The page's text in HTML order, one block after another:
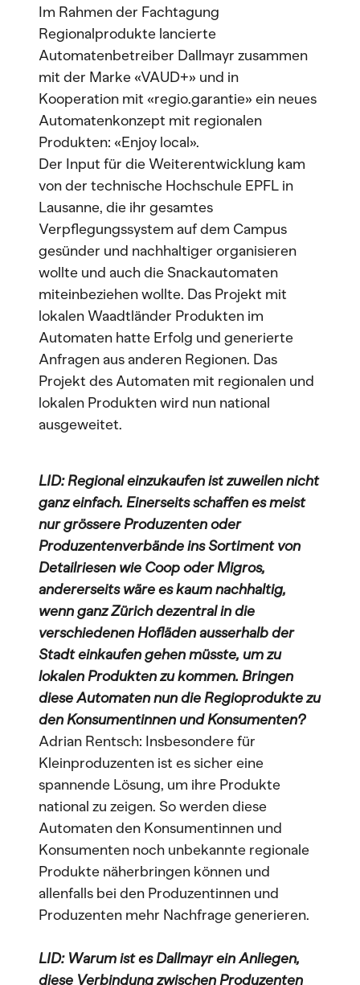
Im Rahmen der Fachtagung
Regionalprodukte lancierte
Automatenbetreiber Dallmayr zusammen
mit der Marke «VAUD+» und in
Kooperation mit «regio.garantie» ein neues
Automatenkonzept mit regionalen
Produkten: «Enjoy local».
Der Input für die Weiterentwicklung kam
von der technische Hochschule EPFL in
Lausanne, die ihr gesamtes
Verpflegungssystem auf dem Campus
gesünder und nachhaltiger organisieren
wollte und auch die Snackautomaten
miteinbeziehen wollte. Das Projekt mit
lokalen Waadtländer Produkten im
Automaten hatte Erfolg und generierte
Anfragen aus anderen Regionen. Das
Projekt des Automaten mit regionalen und
lokalen Produkten wird nun national
ausgeweitet.
LID: Regional einzukaufen ist zuweilen nicht
ganz einfach. Einerseits schaffen es meist
nur grössere Produzenten oder
Produzentenverbände ins Sortiment von
Detailriesen wie Coop oder Migros,
andererseits wäre es kaum nachhaltig,
wenn ganz Zürich dezentral in die
verschiedenen Hofläden ausserhalb der
Stadt einkaufen gehen müsste, um zu
lokalen Produkten zu kommen. Bringen
diese Automaten nun die Regioprodukte zu
den Konsumentinnen und Konsumenten?
Adrian Rentsch: Insbesondere für
Kleinproduzenten ist es sicher eine
spannende Lösung, um ihre Produkte
national zu zeigen. So werden diese
Automaten den Konsumentinnen und
Konsumenten noch unbekannte regionale
Produkte näherbringen können und
allenfalls bei den Produzentinnen und
Produzenten mehr Nachfrage generieren.
LID: Warum ist es Dallmayr ein Anliegen,
diese Verbindung zwischen Produzenten